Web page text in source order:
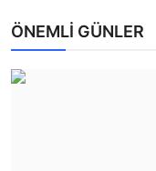
ÖNEMLİ GÜNLER